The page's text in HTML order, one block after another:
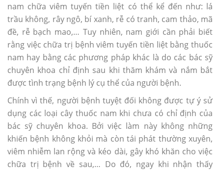
nam chữa viêm tuyến tiền liệt có thể kể đến như: lá
trầu không, rây ngô, bí xanh, rễ có tranh, cam thảo, mã
đề, rễ bạch mao,… Tuy nhiên, nam giới cần phải biết
rằng việc chữa trị bệnh viêm tuyến tiền liệt bằng thuốc
nam hay bằng các phương pháp khác là do các bác sỹ
chuyên khoa chỉ định sau khi thăm khám và nắm bắt
được tình trạng bệnh lý cụ thể của người bệnh.
Chính vì thế, người bệnh tuyệt đối không được tự ý sử
dụng các loại cây thuốc nam khi chưa có chỉ định của
bác sỹ chuyên khoa. Bởi việc làm này không những
khiến bệnh không khỏi mà còn tái phát thường xuyên,
viêm nhiễm lan rộng và kéo dài, gây khó khăn cho việc
chữa trị bệnh về sau,… Do đó, ngay khi nhận thấy